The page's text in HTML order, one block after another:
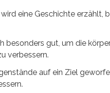
eine Geschichte erzählt,
besonders gut, um die
verbessern.
auf ein Ziel